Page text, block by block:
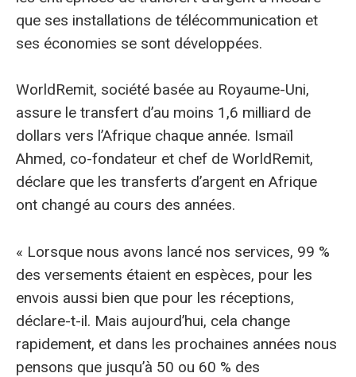
que ses installations de télécommunication et
ses économies se sont développées.
WorldRemit, société basée au Royaume-Uni,
assure le transfert d’au moins 1,6 milliard de
dollars vers l’Afrique chaque année. Ismaïl
Ahmed, co-fondateur et chef de WorldRemit,
déclare que les transferts d’argent en Afrique
ont changé au cours des années.
« Lorsque nous avons lancé nos services, 99 %
des versements étaient en espèces, pour les
envois aussi bien que pour les réceptions,
déclare-t-il. Mais aujourd’hui, cela change
rapidement, et dans les prochaines années nous
pensons que jusqu’à 50 ou 60 % des